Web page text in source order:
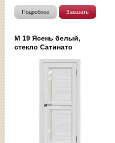
Подробнее Заказать
М 19 Ясень белый,
стекло Сатинато